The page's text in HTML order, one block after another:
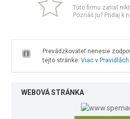
Túto firmu zatiaľ
Poznáš ju? Pridaj k
Prevádzkovateľ nenesie
tejto stránke. Viac v Pravidlách
WEBOVÁ STRÁNKA